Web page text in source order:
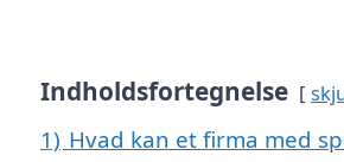
Indholdsfortegnelse
1) Hvad kan et firma med